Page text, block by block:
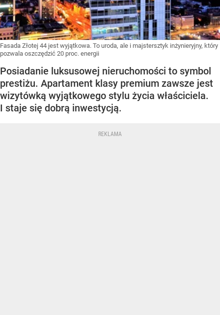
Fasada Złotej 44 jest wyjątkowa. To uroda, ale i majstersztyk inżynieryjny, który
pozwala oszczędzić 20 proc. energii
Posiadanie luksusowej nieruchomości to symbol
prestiżu. Apartament klasy premium zawsze jest
wizytówką wyjątkowego stylu życia właściciela.
I staje się dobrą inwestycją.